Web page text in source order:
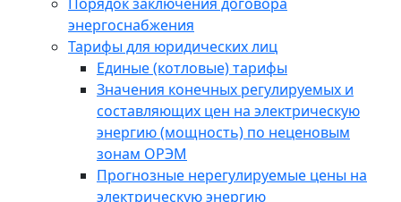
энергоснабжения
Тарифы для юридических лиц
Единые (котловые) тарифы
Значения конечных регулируемых и
составляющих цен на электрическую
энергию (мощность) по неценовым
зонам ОРЭМ
Прогнозные нерегулируемые цены на
электрическую энергию